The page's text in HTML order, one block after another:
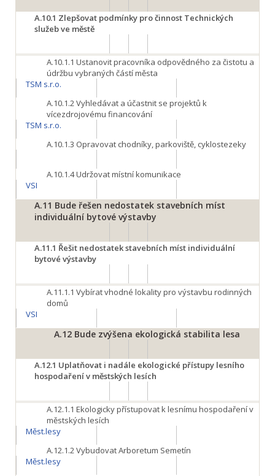
A.10.1 Zlepšovat podmínky pro činnost Technických
služeb ve městě
A.10.1.1 Ustanovit pracovníka odpovědného za čistotu a
údržbu vybraných částí města
TSM s.r.o.
A.10.1.2Vyhledávat a účastnit se projektů k
vícezdrojovému financování
TSM s.r.o.
A.10.1.3 Opravovat chodníky, parkoviště, cyklostezeky
A.10.1.4Udržovat místní komunikace
VSI
A.11 Bude řešen nedostatek stavebních míst
individuální bytové výstavby
A.11.1 Řešit nedostatek stavebních míst individuální
bytové výstavby
A.11.1.1 Vybírat vhodné lokality pro výstavbu rodinných
domů
VSI
A.12Bude zvýšena ekologická stabilita lesa
A.12.1 Uplatňovat i nadále ekologické přístupy lesního
hospodaření v městských lesích
A.12.1.1 Ekologicky přístupovat k lesnímu hospodaření v
městských lesích
Měst.lesy
A.12.1.2Vybudovat Arboretum Semetín
Měst.lesy